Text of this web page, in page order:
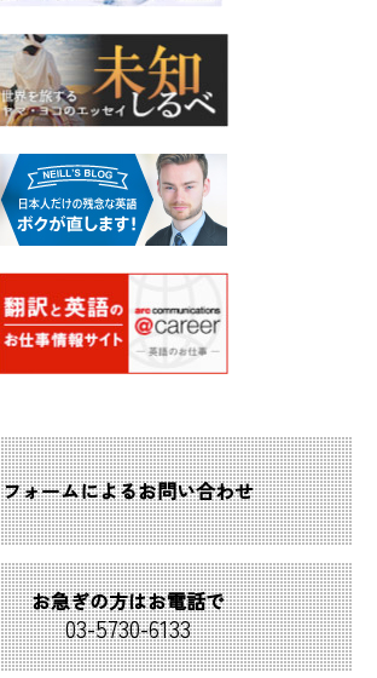
フォームによるお問い合わせ
お急ぎの方はお電話で
03-5730-6133